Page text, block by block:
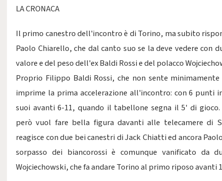
LA CRONACA
Il primo canestro dell'incontro è di Torino, ma subito
Paolo Chiarello, che dal canto suo se la deve vedere con
valore e del peso dell'ex Baldi Rossi e del polacco
Proprio Filippo Baldi Rossi, che non sente
imprime la prima accelerazione all'incontro: con 6 punti
suoi avanti 6-11, quando il tabellone segna il 5' di
però vuol fare bella figura davanti alle telecamere di
reagisce con due bei canestri di Jack Chiatti ed ancora
sorpasso dei biancorossi è comunque vanificato da
Wojciechowski, che fa andare Torino al primo riposo avanti